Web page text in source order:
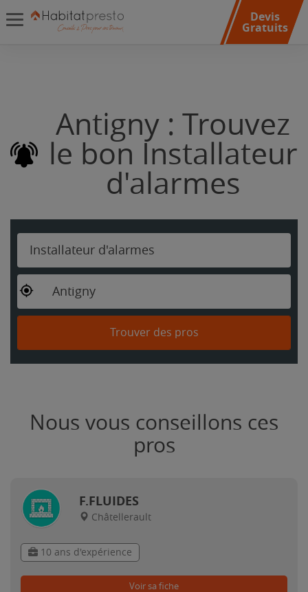
Devis
Gratuits
Antigny : Trouvez
le bon Installateur
d'alarmes
Installateur d'alarmes
Antigny
Trouver des pros
Nous vous conseillons ces
pros
F.FLUIDES
Châtellerault
10 ans d'expérience
Voir sa fiche